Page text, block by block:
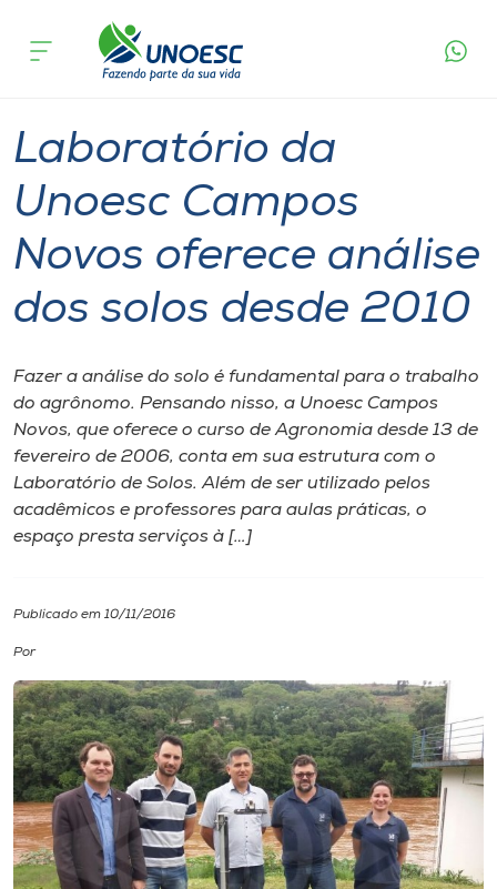
Cursos
Pesquisa
Atendimento ao Estudante
Portal de Ensino
A
Unoesc
Internacionalização
I.nova
Diplomados
Cultura
CPA
Biblioteca
Editora
acontece
Laboratório da
Unoesc Campos
Novos oferece análise
dos solos desde 2010
Fazer a análise do solo é fundamental para o trabalho
do agrônomo. Pensando nisso, a Unoesc Campos
Novos, que oferece o curso de Agronomia desde 13 de
fevereiro de 2006, conta em sua estrutura com o
Laboratório de Solos. Além de ser utilizado pelos
acadêmicos e professores para aulas práticas, o
espaço presta serviços à […]
Publicado em 10/11/2016
Por